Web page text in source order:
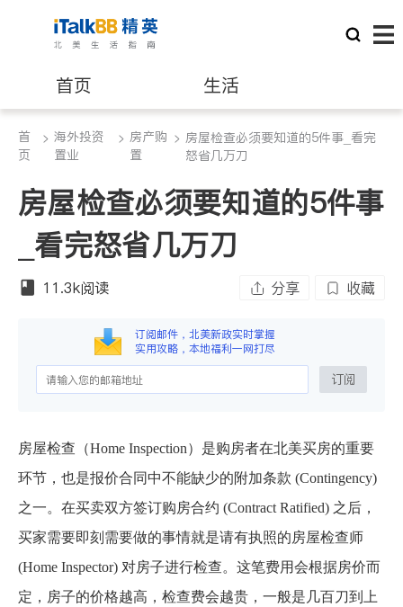
首页 生活
医生 律师
保险理财 房地产租售
建筑装修 教育
首
页
> 海外投资
置业
> 房产购
置
> 房屋检查必须要知道的5件事_看完
怒省几万刀
房屋检查必须要知道的5件事
_看完怒省几万刀
11.3k阅读 分享 收藏
订阅邮件，北美新政实时掌握
实用攻略，本地福利一网打尽
订阅
房屋检查（Home Inspection）是购房者在北美买房的重要
环节，也是报价合同中不能缺少的附加条款 (Contingency)
之一。在买卖双方签订购房合约 (Contract Ratified) 之后，
买家需要即刻需要做的事情就是请有执照的房屋检查师
(Home Inspector) 对房子进行检查。这笔费用会根据房价而
定，房子的价格越高，检查费会越贵，一般是几百刀到上